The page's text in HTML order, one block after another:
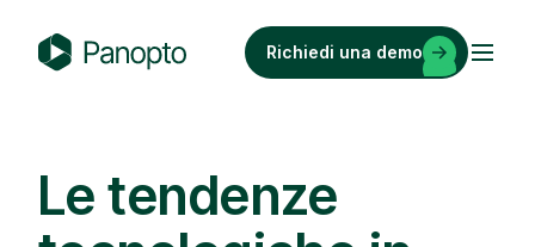
o
p
Richiedi una demo
Le tendenze